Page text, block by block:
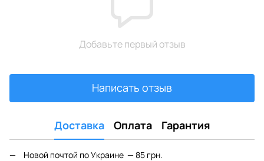
Добавьте первый отзыв
Написать отзыв
Доставка Оплата Гарантия
Новой почтой по Украине — 85 грн.